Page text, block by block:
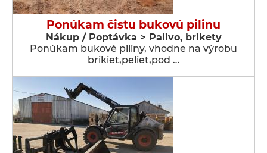
Ponúkam čistu bukovú pilinu
Nákup / Poptávka > Palivo, brikety
Ponúkam bukové piliny, vhodne na výrobu
brikiet,peliet,pod …